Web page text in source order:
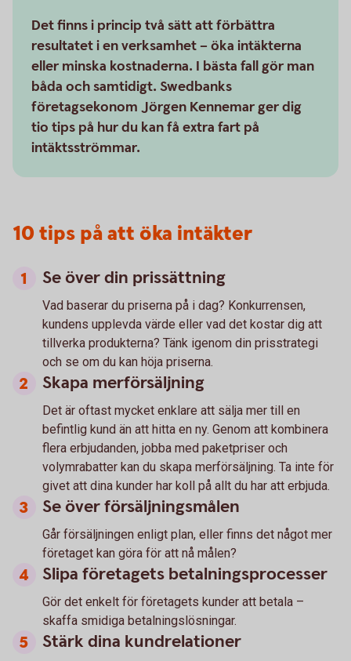
Det finns i princip två sätt att förbättra
resultatet i en verksamhet – öka intäkterna
eller minska kostnaderna. I bästa fall gör man
båda och samtidigt. Swedbanks
företagsekonom Jörgen Kennemar ger dig
tio tips på hur du kan få extra fart på
intäktsströmmar.
10 tips på att öka intäkter
Se över din prissättning
Vad baserar du priserna på i dag? Konkurrensen,
kundens upplevda värde eller vad det kostar dig att
tillverka produkterna? Tänk igenom din prisstrategi
och se om du kan höja priserna.
Skapa merförsäljning
Det är oftast mycket enklare att sälja mer till en
befintlig kund än att hitta en ny. Genom att kombinera
flera erbjudanden, jobba med paketpriser och
volymrabatter kan du skapa merförsäljning. Ta inte för
givet att dina kunder har koll på allt du har att erbjuda.
Se över försäljningsmålen
Går försäljningen enligt plan, eller finns det något mer
företaget kan göra för att nå målen?
Slipa företagets betalningsprocesser
Gör det enkelt för företagets kunder att betala –
skaffa smidiga betalningslösningar.
Stärk dina kundrelationer